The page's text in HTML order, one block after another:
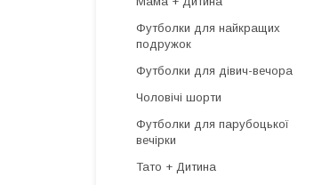
Футболки для найкращих
подружок
Футболки для дівич-вечора
Чоловічі шорти
Футболки для парубоцької
вечірки
Тато + Дитина